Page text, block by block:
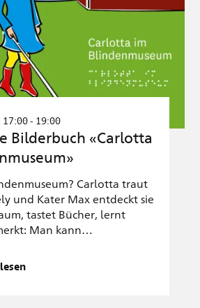
- 19:00
Bilderbuch «Carlotta
Carlotta traut
und Kater Max entdeckt sie
tastet Bücher, lernt
Man kann…